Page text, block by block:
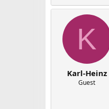
K
Karl-Heinz
Guest